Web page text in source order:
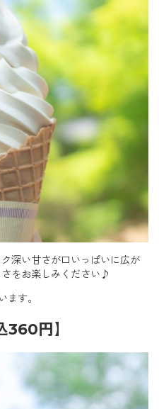
深い甘さが口いっぱいに広が
をお楽しみください♪
す。
360円】